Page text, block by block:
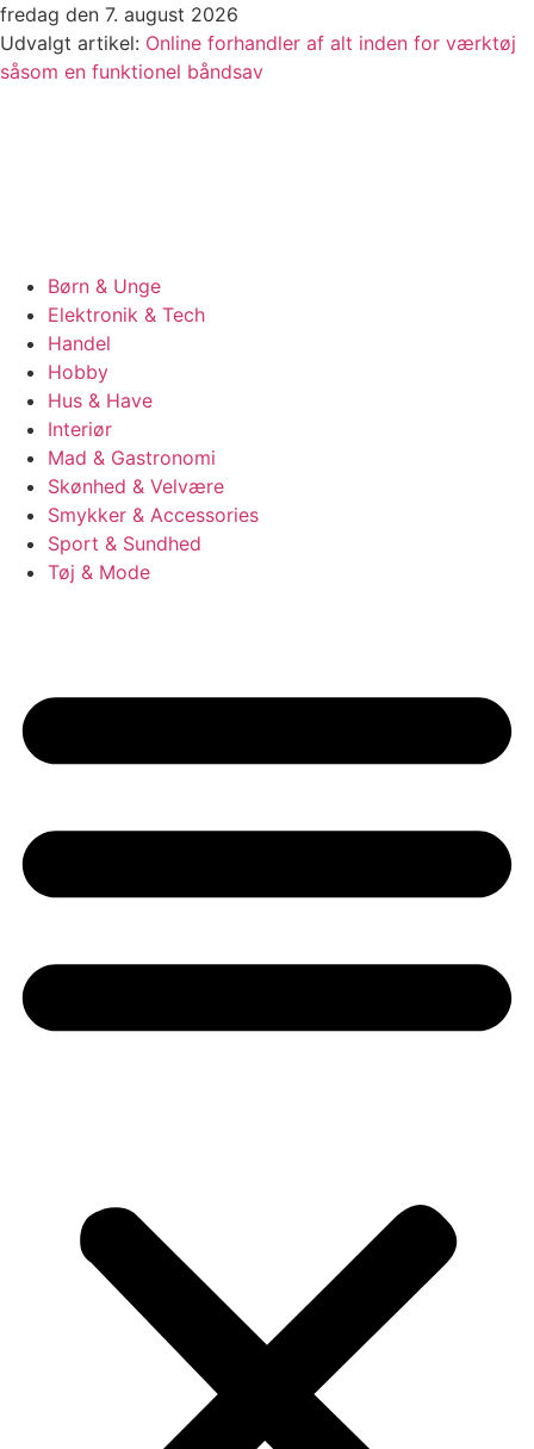
Videre
til
indhold
fredag den 7. august 2026
Udvalgt artikel: Online forhandler af alt inden for værktøj
såsom en funktionel båndsav
Børn & Unge
Elektronik & Tech
Handel
Hobby
Hus & Have
Interiør
Mad & Gastronomi
Skønhed & Velvære
Smykker & Accessories
Sport & Sundhed
Tøj & Mode